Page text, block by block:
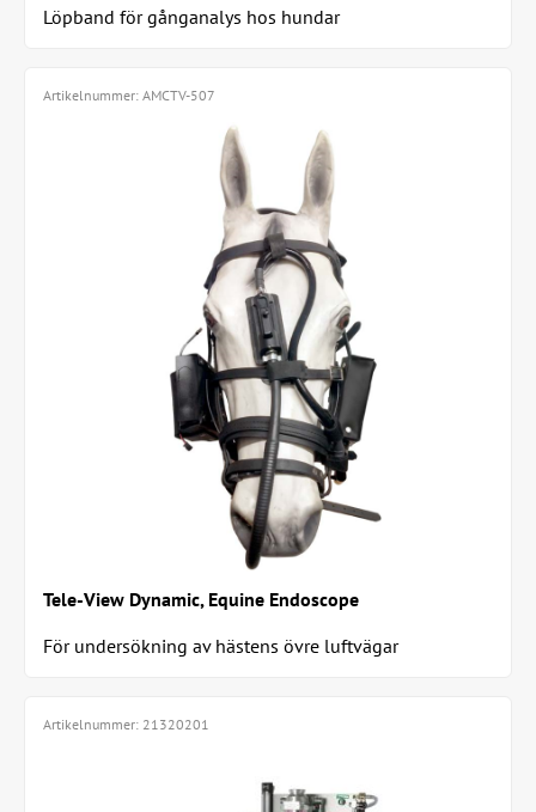
Löpband för gånganalys hos hundar
Tele-View Dynamic, Equine Endoscope
För undersökning av hästens övre luftvägar
Artikelnummer: AMCTV-507
Artikelnummer: 21320201